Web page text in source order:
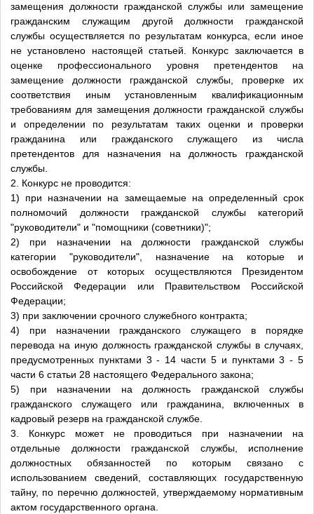
замещения должности гражданской службы или замещение
гражданским служащим другой должности гражданской
службы осуществляется по результатам конкурса, если иное
не установлено настоящей статьей. Конкурс заключается в
оценке профессионального уровня претендентов на
замещение должности гражданской службы, проверке их
соответствия иным установленным квалификационным
требованиям для замещения должности гражданской службы
и определении по результатам таких оценки и проверки
гражданина или гражданского служащего из числа
претендентов для назначения на должность гражданской
службы.
2. Конкурс не проводится:
1) при назначении на замещаемые на определенный срок
полномочий должности гражданской службы категорий
"руководители" и "помощники (советники)";
2) при назначении на должности гражданской службы
категории "руководители", назначение на которые и
освобождение от которых осуществляются Президентом
Российской Федерации или Правительством Российской
Федерации;
3) при заключении срочного служебного контракта;
4) при назначении гражданского служащего в порядке
перевода на иную должность гражданской службы в случаях,
предусмотренных пунктами 3 - 14 части 5 и пунктами 3 - 5
части 6 статьи 28 настоящего Федерального закона;
5) при назначении на должность гражданской службы
гражданского служащего или гражданина, включенных в
кадровый резерв на гражданской службе.
3. Конкурс может не проводиться при назначении на
отдельные должности гражданской службы, исполнение
должностных обязанностей по которым связано с
использованием сведений, составляющих государственную
тайну, по перечню должностей, утверждаемому нормативным
актом государственного органа.